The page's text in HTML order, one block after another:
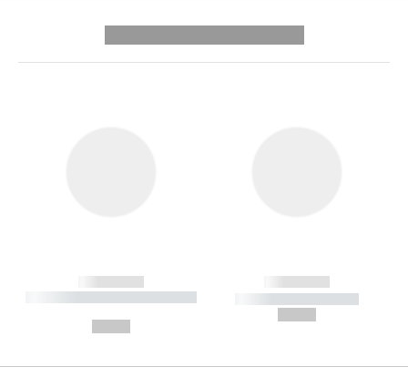
------------
----------- ----------- --------
------------
----------- -----------